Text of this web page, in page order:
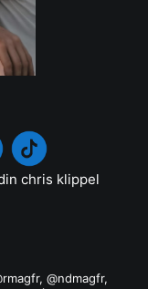
@ndmagfr,